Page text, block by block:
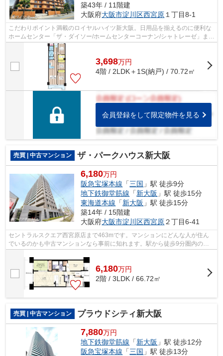
築43年 / 11階建
大阪府大阪市淀川区西宮原 １丁目8-1
こだわりポイント満載のロイヤルハイツ新大阪。日用品を揃えるのに便利な
ホームセンター「ザ・ダイソー/ホームセンターコーナン/シャトレーゼ」ま
で、198mです。こちらはエレベーター...
3,698万円
4階 / 2LDK＋1S(納戸) / 70.72㎡
会員登録をして限定物件を見る
売買 | 中古マンション ザ・パークハウス新大阪
6,180万円
阪急宝塚本線 「三国 」駅 徒歩9分
地下鉄御堂筋線 「新大阪 」駅 徒歩15分
東海道本線 「新大阪 」駅 徒歩15分
築14年 / 15階建
大阪府大阪市淀川区西宮原２丁目6-41
セントラルスクエア西宮原店まで463mです。マンションにどんな人が住ん
でいるのかも中古マンションなら事前に知れます。駅から徒歩9分圏内の物
件です。エレベーターが2基ある物件です...
6,180万円
2階 / 3LDK / 66.72㎡
売買 | 中古マンション プラウドシティ新大阪
7,880万円
地下鉄御堂筋線 「新大阪 」駅 徒歩12分
阪急宝塚本線 「三国 」駅 徒歩13分